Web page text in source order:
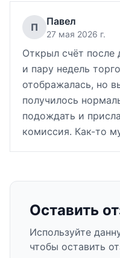
П Павел
27 мая 2026 г.
Открыл счёт после
и пару недель
отображалась, но
получилось
подождать и
комиссия. Как-то
Оставить
Используйте
чтобы оставить